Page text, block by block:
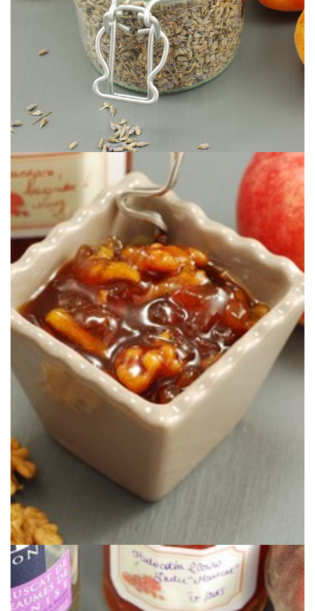
CONFITURE DE POMMES AU
CARAMEL & NOIX
La plus gourmande des confitures ;o)